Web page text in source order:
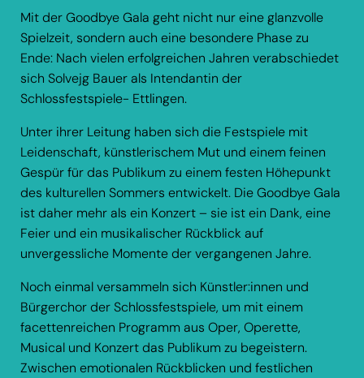
Mit der Goodbye Gala geht nicht nur eine glanzvolle
Spielzeit, sondern auch eine besondere Phase zu
Ende: Nach vielen erfolgreichen Jahren verabschiedet
sich Solvejg Bauer als Intendantin der
Schlossfestspiele- Ettlingen.
Unter ihrer Leitung haben sich die Festspiele mit
Leidenschaft, künstlerischem Mut und einem feinen
Gespür für das Publikum zu einem festen Höhepunkt
des kulturellen Sommers entwickelt. Die Goodbye Gala
ist daher mehr als ein Konzert – sie ist ein Dank, eine
Feier und ein musikalischer Rückblick auf
unvergessliche Momente der vergangenen Jahre.
Noch einmal versammeln sich Künstler:innen und
Bürgerchor der Schlossfestspiele, um mit einem
facettenreichen Programm aus Oper, Operette,
Musical und Konzert das Publikum zu begeistern.
Zwischen emotionalen Rückblicken und festlichen